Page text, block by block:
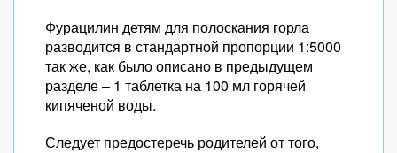
Фурацилин детям для полоскания горла
разводится в стандартной пропорции 1:5000
так же, как было описано в предыдущем
разделе – 1 таблетка на 100 мл горячей
кипяченой воды.
Следует предостеречь родителей от того,